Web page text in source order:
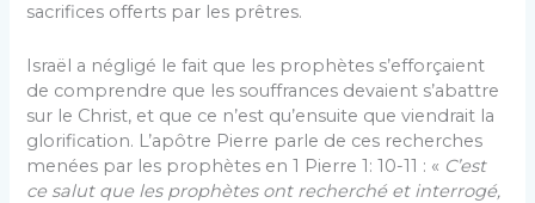
sacrifices offerts par les prêtres.
Israël a négligé le fait que les prophètes s’efforçaient
de comprendre que les souffrances devaient s’abattre
sur le Christ, et que ce n’est qu’ensuite que viendrait la
glorification. L’apôtre Pierre parle de ces recherches
menées par les prophètes en 1 Pierre 1: 10-11 : « C’est
ce salut que les prophètes ont recherché et interrogé,